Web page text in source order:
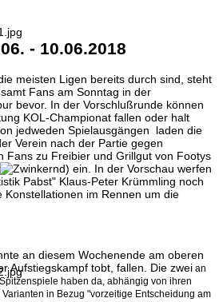
- 10.06.2018
meisten Ligen bereits durch sind, steht
Fans am Sonntag in der
bevor. In der Vorschlußrunde können
KOL-Championat fallen oder halt
jedweden Spielausgängen laden die
Verein nach der Partie gegen
Fans zu Freibier und Grillgut von Footys
) ein. In der Vorschau werfen
Pabst" Klaus-Peter Krümmling noch
Konstellationen im Rennen um die
an diesem Wochenende am oberen
Aufstiegskampf tobt, fallen. Die zwei an
haben da, abhängig von ihren
in Bezug "vorzeitige Entscheidung am